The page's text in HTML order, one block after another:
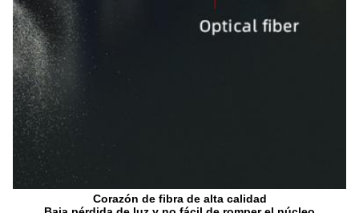
Corazón de fibra de alta calidad